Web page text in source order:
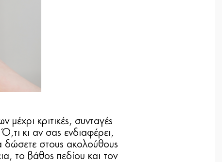
κριτικές, συνταγές
κι αν σας ενδιαφέρει,
δώσετε στους ακολούθους
το βάθος πεδίου και τον